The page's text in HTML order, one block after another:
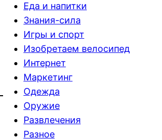
Еда и напитки
Знания-сила
Игры и спорт
Изобретаем велосипед
Интернет
Маркетинг
Одежда
Оружие
Развлечения
Разное